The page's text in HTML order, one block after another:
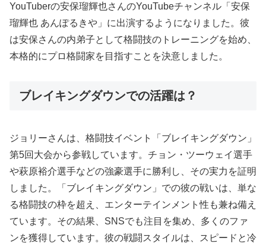
YouTuberの安保瑠輝也さんのYouTubeチャンネル「安保
瑠輝也 あんぽるきや」に出演するようになりました。彼
は安保さんの内弟子として格闘技のトレーニングを始め、
本格的にプロ格闘家を目指すことを決意しました。
ブレイキングダウンでの活躍は？
ジョリーさんは、格闘技イベント「ブレイキングダウン」
第5回大会から参戦しています。チョン・ツーウェイ選手
や萩原裕介選手などの強豪選手に勝利し、その実力を証明
しました。「ブレイキングダウン」での彼の戦いは、単な
る格闘技の枠を超え、エンターテインメント性も兼ね備え
ています。その結果、SNSでも注目を集め、多くのファ
ンを獲得しています。彼の戦闘スタイルは、スピードと冷